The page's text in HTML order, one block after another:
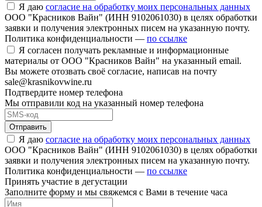
Я даю согласие на обработку моих персональных данных
ООО "Красников Вайн" (ИНН 9102061030) в целях обработки
заявки и получения электронных писем на указанную почту.
Политика конфиденциальности — по ссылке
Я согласен получать рекламные и информационные
материалы от ООО "Красников Вайн" на указанный email.
Вы можете отозвать своё согласие, написав на почту
sale@krasnikovwine.ru
Подтвердите номер телефона
Мы отправили код на указанный номер телефона
Отправить
Я даю согласие на обработку моих персональных данных
ООО "Красников Вайн" (ИНН 9102061030) в целях обработки
заявки и получения электронных писем на указанную почту.
Политика конфиденциальности — по ссылке
Принять участие в дегустации
Заполните форму и мы свяжемся с Вами в течение часа